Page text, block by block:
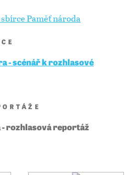
Paměť národa
- scénář k rozhlasové
rozhlasová reportáž